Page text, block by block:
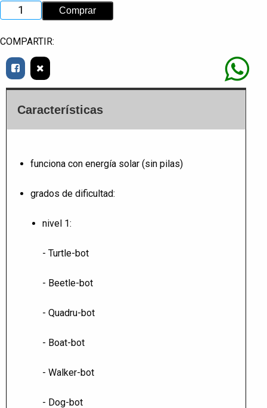
COMPARTIR:
Características
funciona con energía solar (sin pilas)
grados de dificultad:
nivel 1:
- Turtle-bot
- Beetle-bot
- Quadru-bot
- Boat-bot
- Walker-bot
- Dog-bot